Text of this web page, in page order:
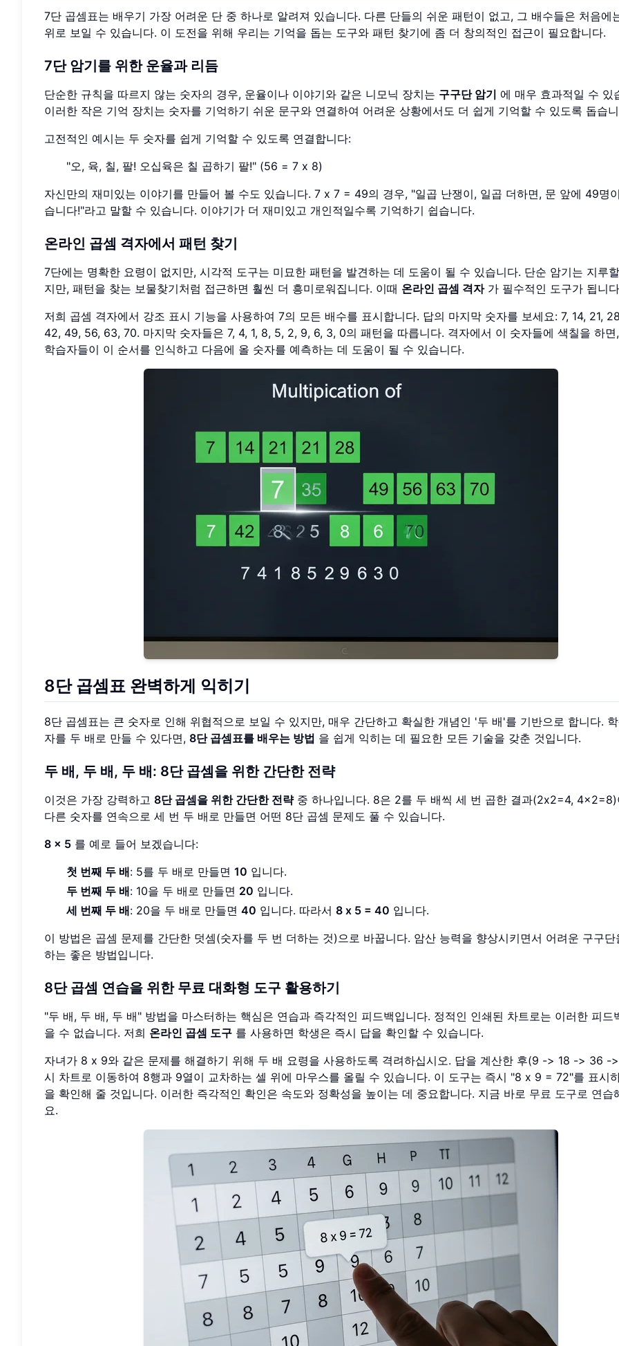
7단 곱셈표는 배우기 가장 어려운 단 중 하나로 알려져 있습니다. 다른 단들의 쉬운 패턴이 없고, 그 배수들은 처음에
위로 보일 수 있습니다. 이 도전을 위해 우리는 기억을 돕는 도구와 패턴 찾기에 좀 더 창의적인 접근이 필요합니다.
7단 암기를 위한 운율과 리듬
단순한 규칙을 따르지 않는 숫자의 경우, 운율이나 이야기와 같은 니모닉 장치는 구구단 암기 에 매우 효과적일 수 있
이러한 작은 기억 장치는 숫자를 기억하기 쉬운 문구와 연결하여 어려운 상황에서도 더 쉽게 기억할 수 있도록 돕습
고전적인 예시는 두 숫자를 쉽게 기억할 수 있도록 연결합니다:
"오, 육, 칠, 팔! 오십육은 칠 곱하기 팔!" (56 = 7 x 8)
자신만의 재미있는 이야기를 만들어 볼 수도 있습니다. 7 x 7 = 49의 경우, "일곱 난쟁이, 일곱 더하면, 문 앞에 49명
습니다!"라고 말할 수 있습니다. 이야기가 더 재미있고 개인적일수록 기억하기 쉽습니다.
온라인 곱셈 격자에서 패턴 찾기
7단에는 명확한 요령이 없지만, 시각적 도구는 미묘한 패턴을 발견하는 데 도움이 될 수 있습니다. 단순 암기는 지루
지만, 패턴을 찾는 보물찾기처럼 접근하면 훨씬 더 흥미로워집니다. 이때 온라인 곱셈 격자가 필수적인 도구가 됩니
저희 곱셈 격자에서 강조 표시 기능을 사용하여 7의 모든 배수를 표시합니다. 답의 마지막 숫자를 보세요: 7, 14, 21,
42, 49, 56, 63, 70. 마지막 숫자들은 7, 4, 1, 8, 5, 2, 9, 6, 3, 0의 패턴을 따릅니다. 격자에서 이 숫자들에 색칠을 하면
학습자들이 이 순서를 인식하고 다음에 올 숫자를 예측하는 데 도움이 될 수 있습니다.
8단 곱셈표 완벽하게 익히기
8단 곱셈표는 큰 숫자로 인해 위협적으로 보일 수 있지만, 매우 간단하고 확실한 개념인 '두 배'를 기반으로 합니다.
자를 두 배로 만들 수 있다면, 8단 곱셈표를 배우는 방법 을 쉽게 익히는 데 필요한 모든 기술을 갖춘 것입니다.
두 배, 두 배, 두 배: 8단 곱셈을 위한 간단한 전략
이것은 가장 강력하고 8단 곱셈을 위한 간단한 전략중 하나입니다. 8은 2를 두 배씩 세 번 곱한 결과(2x2=4, 4x2=8)
다른 숫자를 연속으로 세 번 두 배로 만들면 어떤 8단 곱셈 문제도 풀 수 있습니다.
8 x 5 를 예로 들어 보겠습니다:
첫 번째 두 배: 5를 두 배로 만들면 10 입니다.
두 번째 두 배: 10을 두 배로 만들면 20 입니다.
세 번째 두 배: 20을 두 배로 만들면 40 입니다. 따라서 8 x 5 = 40 입니다.
이 방법은 곱셈 문제를 간단한 덧셈(숫자를 두 번 더하는 것)으로 바꿉니다. 암산 능력을 향상시키면서 어려운 구구단
하는 좋은 방법입니다.
8단 곱셈 연습을 위한 무료 대화형 도구 활용하기
"두 배, 두 배, 두 배" 방법을 마스터하는 핵심은 연습과 즉각적인 피드백입니다. 정적인 인쇄된 차트로는 이러한 피드
을 수 없습니다. 저희 온라인 곱셈 도구 를 사용하면 학생은 즉시 답을 확인할 수 있습니다.
자녀가 8 x 9와 같은 문제를 해결하기 위해 두 배 요령을 사용하도록 격려하십시오. 답을 계산한 후(9 -> 18 -> 36 -
시 차트로 이동하여 8행과 9열이 교차하는 셀 위에 마우스를 올릴 수 있습니다. 이 도구는 즉시 "8 x 9 = 72"를 표시
을 확인해 줄 것입니다. 이러한 즉각적인 확인은 속도와 정확성을 높이는 데 중요합니다. 지금 바로 무료 도구로 연습
요.